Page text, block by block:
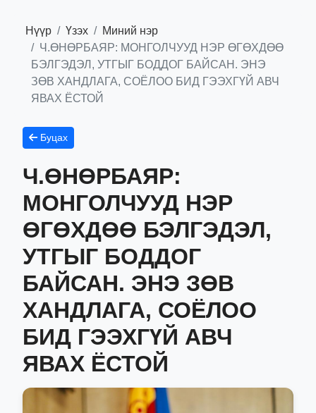
Нүүр Үзэх
Миний нэр
Ч.ӨНӨРБАЯР: МОНГОЛЧУУД НЭР ӨГӨХДӨӨ
БЭЛГЭДЭЛ, УТГЫГ БОДДОГ БАЙСАН. ЭНЭ
ЗӨВ ХАНДЛАГА, СОЁЛОО БИД ГЭЭХГҮЙ АВЧ
ЯВАХ ЁСТОЙ
Буцах
Ч.ӨНӨРБАЯР:
МОНГОЛЧУУД НЭР
ӨГӨХДӨӨ БЭЛГЭДЭЛ,
УТГЫГ БОДДОГ
БАЙСАН. ЭНЭ ЗӨВ
ХАНДЛАГА, СОЁЛОО
БИД ГЭЭХГҮЙ АВЧ
ЯВАХ ЁСТОЙ